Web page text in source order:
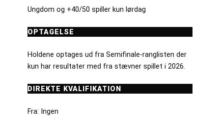
Ungdom og +40/50 spiller kun lørdag
OPTAGELSE
Holdene optages ud fra Semifinale-ranglisten der
kun har resultater med fra stævner spillet i 2026.
DIREKTE KVALIFIKATION
Fra: Ingen